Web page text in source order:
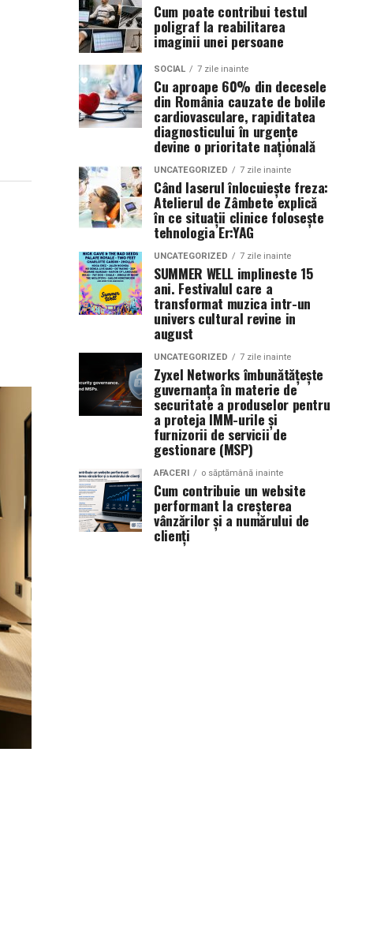
Cum poate contribui testul
poligraf la reabilitarea
imaginii unei persoane
SOCIAL 7 zile inainte
Cu aproape 60% din decesele
din România cauzate de bolile
cardiovasculare, rapiditatea
diagnosticului în urgențe
devine o prioritate națională
UNCATEGORIZED 7 zile inainte
Când laserul înlocuiește freza:
Atelierul de Zâmbete explică
în ce situații clinice folosește
tehnologia Er:YAG
UNCATEGORIZED 7 zile inainte
SUMMER WELL implineste 15
ani. Festivalul care a
transformat muzica intr-un
univers cultural revine in
august
UNCATEGORIZED 7 zile inainte
Zyxel Networks îmbunătățește
guvernanța în materie de
securitate a produselor pentru
a proteja IMM-urile și
furnizorii de servicii de
gestionare (MSP)
AFACERI o săptămână inainte
Cum contribuie un website
performant la creșterea
vânzărilor și a numărului de
clienți